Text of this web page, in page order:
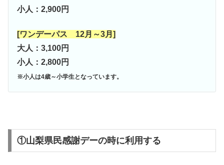
小人：2,900円
[ワンデーパス 12月～3月]
大人：3,100円
小人：2,800円
※小人は4歳～小学生となっています。
①山梨県民感謝デーの時に利用する